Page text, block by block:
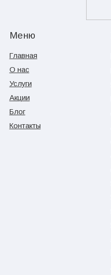
Меню
Главная
О нас
Услуги
Акции
Блог
Контакты